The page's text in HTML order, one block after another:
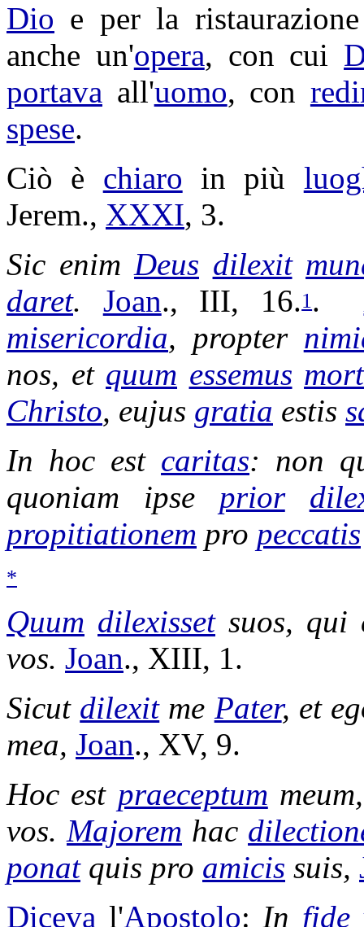
Dio e per la ristaurazione
anche un'opera, con cui
portava all'uomo, con
spese.
Ciò è chiaro in più
Jerem., XXXI, 3.
Sic enimDeus dilexit
daret. Joan., III, 16.1.
misericordia, propter
nos, et quum essemus
Christo, eujus gratia estis
In hoc est caritas: non
quoniam ipse prior
propitiationem pro peccatis
*
Quum dilexissetsuos, qui
vos. Joan., XIII, 1.
Sicut dilexitme Pater, et
mea, Joan., XV, 9.
Hoc est praeceptum
vos.Majorem hac
ponatquis pro amicis suis,
Diceva l'Apostolo: In fide